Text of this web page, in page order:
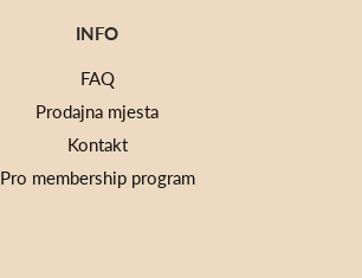
INFO
FAQ
Prodajna mjesta
Kontakt
Pro membership program